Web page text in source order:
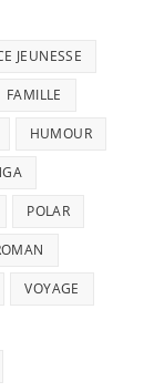
JEUNESSE
FAMILLE
HUMOUR
POLAR
VOYAGE